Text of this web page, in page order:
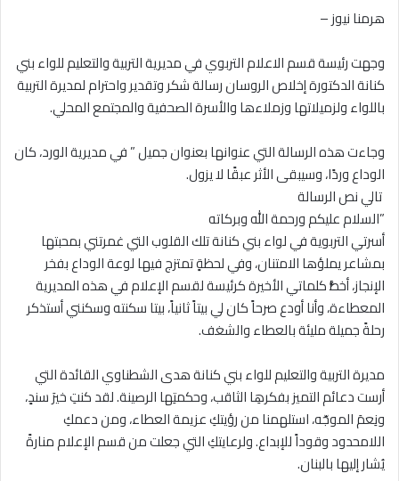
‎وجهت رئيسة قسم الاعلام التربوي في مديرية التربية والتعليم للواء بني
كنانة الدكتورة إخلاص الروسان رسالة شكر وتقدير واحترام لمديرة التربية
باللواء ولزميلاتها وزملاءها والأسرة الصحفية والمجتمع المحلي.
‎وجاءت هذه الرسالة التي عنوانها بعنوان جميل ” في مديرية الورد، كان
الوداع وردًا، وسيبقى الأثر عبقًا لا يزول.
‎أسرتي التربوية في لواء بني كنانة تلك القلوب التي غمرتني بمحبتها
بمشاعر يملؤها الامتنان، وفي لحظةٍ تمتزج فيها لوعة الوداع بفخر
الإنجاز، أخطُّ كلماتي الأخيرة كرئيسة لقسم الإعلام في هذه المديرية
المعطاءة، وأنا أودع صرحاً كان لي بيتاً ثانياً، بيتا سكنته وسكنني أستذكر
رحلةً جميلة مليئة بالعطاء والشغف.
‎مديرة التربية والتعليم للواء بني كنانة هدى الشطناوي القائدة التي
أرست دعائم التميز بفكرهِا الثاقب، وحكمتِها الرصينة. لقد كنتِ خيرَ سندٍ،
ونِعمَ الموجّه، استلهمنا من رؤيتكِ عزيمة العطاء، ومن دعمكِ
اللامحدود وقوداً للإبداع. ولرعايتكِ التي جعلت من قسم الإعلام منارةً
يُشار إليها بالبنان.